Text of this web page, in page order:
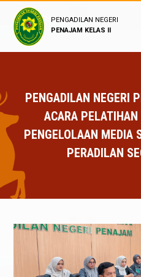
PENGADILAN NEGERI
PENAJAM KELAS II
PENGADILAN NEGERI
ACARA
PENGELOLAAN MEDIA
PERADILAN